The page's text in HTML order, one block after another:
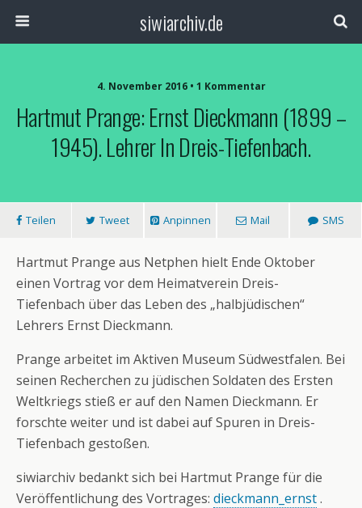
siwiarchiv.de
4. November 2016 • 1 Kommentar
Hartmut Prange: Ernst Dieckmann (1899 –
1945). Lehrer In Dreis-Tiefenbach.
Teilen Tweet Anpinnen Mail SMS
Hartmut Prange aus Netphen hielt Ende Oktober
einen Vortrag vor dem Heimatverein Dreis-
Tiefenbach über das Leben des „halbjüdischen“
Lehrers Ernst Dieckmann.
Prange arbeitet im Aktiven Museum Südwestfalen. Bei
seinen Recherchen zu jüdischen Soldaten des Ersten
Weltkriegs stieß er auf den Namen Dieckmann. Er
forschte weiter und ist dabei auf Spuren in Dreis-
Tiefenbach gestoßen.
siwiarchiv bedankt sich bei Hartmut Prange für die
Veröffentlichung des Vortrages: dieckmann_ernst.